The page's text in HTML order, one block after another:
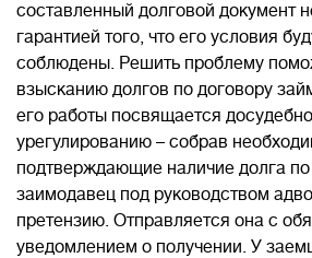
составленный долговой документ
гарантией того, что его условия
соблюдены. Решить проблему
взысканию долгов по договору
его работы посвящается
урегулированию – собрав
подтверждающие наличие долга
заимодавец под руководством
претензию. Отправляется она с
уведомлением о получении. У